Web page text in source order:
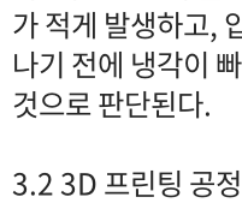
가 적게 발생하고,
나기 전에 냉각이
것으로 판단된다.
3.2 3D 프린팅 공